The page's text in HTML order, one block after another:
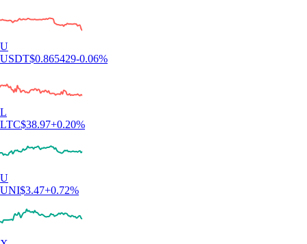
U
USDT$0.865429-0.06%
L
LTC$38.97+0.20%
U
UNI$3.47+0.72%